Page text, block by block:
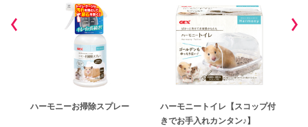
ハーモニーお掃除スプレー
ハーモニートイレ【スコップ付
きでお手入れカンタン♪】